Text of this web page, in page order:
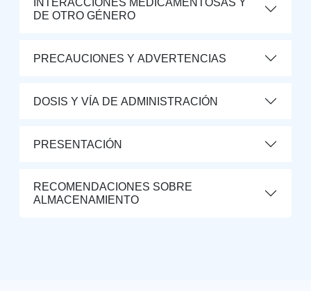
INTERACCIONES MEDICAMENTOSAS Y
DE OTRO GÉNERO
PRECAUCIONES Y ADVERTENCIAS
DOSIS Y VÍA DE ADMINISTRACIÓN
PRESENTACIÓN
RECOMENDACIONES SOBRE
ALMACENAMIENTO